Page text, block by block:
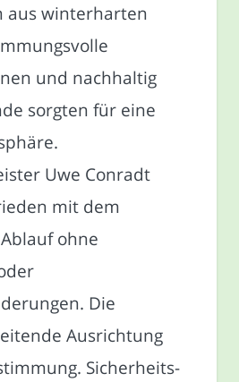
aus winterharten
und nachhaltig
sorgten für eine
Uwe Conradt
mit dem
ohne
Die
Ausrichtung
Sicherheits-